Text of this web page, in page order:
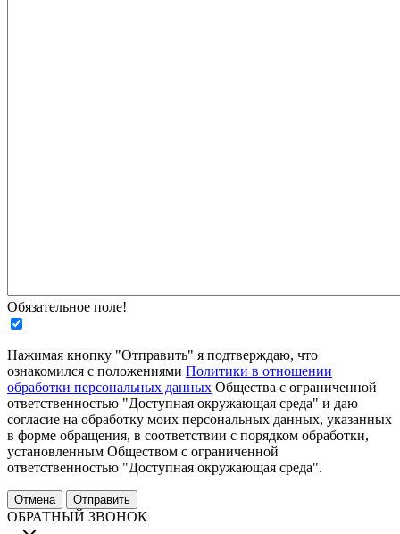
Обязательное поле!
Нажимая кнопку "Отправить" я подтверждаю, что
ознакомился с положениями Политики в отношении
обработки персональных данных Общества с ограниченной
ответственностью "Доступная окружающая среда" и даю
согласие на обработку моих персональных данных, указанных
в форме обращения, в соответствии с порядком обработки,
установленным Обществом с ограниченной
ответственностью "Доступная окружающая среда".
ОБРАТНЫЙ ЗВОНОК